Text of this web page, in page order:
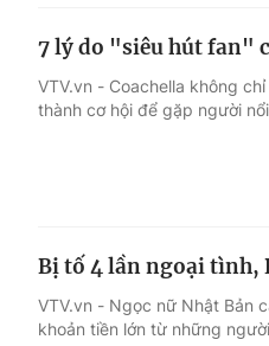
7 lý do "siêu hút fan"
VTV.vn - Coachella không
thành cơ hội để gặp người
Bị tố 4 lần ngoại tình,
VTV.vn - Ngọc nữ Nhật Bản
khoản tiền lớn từ những